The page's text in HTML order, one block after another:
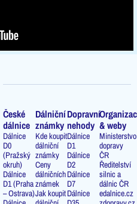
České
dálnice
Dálnice
D0
(Pražský
okruh)
Dálnice
D1 (Praha
– Ostrava)
Dálniční
známky
Kde koupit
dálniční
známky
Ceny
dálničních
známek
Jak koupit
Dopravní
nehody
Dálnice
D1
Dálnice
D2
Dálnice
D7
Dálnice
& weby
Ministerstvo
dopravy
ČR
Ředitelství
silnic a
dálnic ČR
edalnice.cz